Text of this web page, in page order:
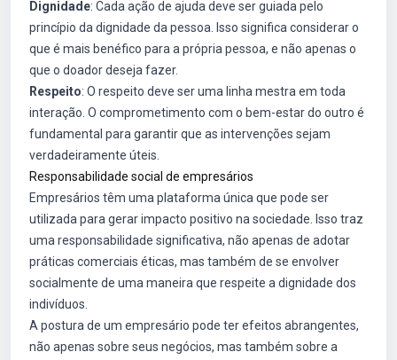
Dignidade: Cada ação de ajuda deve ser guiada pelo
princípio da dignidade da pessoa. Isso significa considerar o
que é mais benéfico para a própria pessoa, e não apenas o
que o doador deseja fazer.
Respeito: O respeito deve ser uma linha mestra em toda
interação. O comprometimento com o bem-estar do outro é
fundamental para garantir que as intervenções sejam
verdadeiramente úteis.
Responsabilidade social de empresários
Empresários têm uma plataforma única que pode ser
utilizada para gerar impacto positivo na sociedade. Isso traz
uma responsabilidade significativa, não apenas de adotar
práticas comerciais éticas, mas também de se envolver
socialmente de uma maneira que respeite a dignidade dos
indivíduos.
A postura de um empresário pode ter efeitos abrangentes,
não apenas sobre seus negócios, mas também sobre a